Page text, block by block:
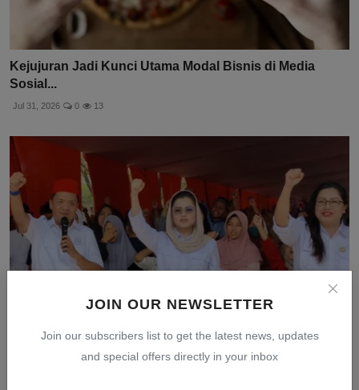
JOIN OUR NEWSLETTER
Join our subscribers list to get the latest news, updates
and special offers directly in your inbox
Kejujuran Jadi Kunci Utama Modal Bisnis di Media
Sosial...
Jul 31, 2026 0 13
PIRA Salurkan 1.450 Paket Sembako Dukung Arahan